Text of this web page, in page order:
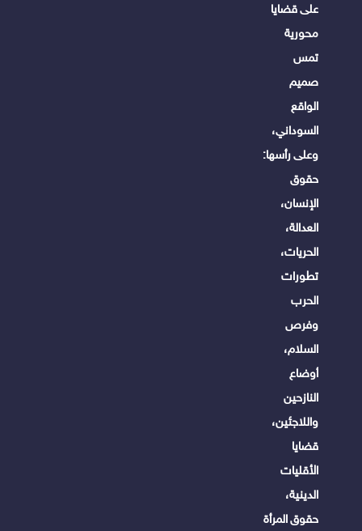
على قضايا
محورية
تمس
صميم
الواقع
السوداني،
وعلى رأسها:
حقوق
الإنسان،
العدالة،
الحريات،
تطورات
الحرب
وفرص
السلام،
أوضاع
النازحين
واللاجئين،
قضايا
الأقليات
الدينية،
حقوق المرأة